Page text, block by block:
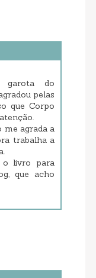
do
pelas
que Corpo
me agrada a
trabalha a
o livro para
que acho